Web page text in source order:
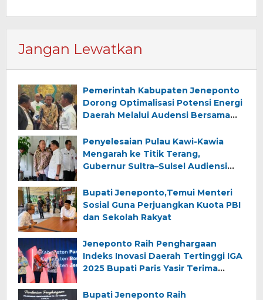
Jangan Lewatkan
Pemerintah Kabupaten Jeneponto
Dorong Optimalisasi Potensi Energi
Daerah Melalui Audensi Bersama
Penyelesaian Pulau Kawi-Kawia
Mengarah ke Titik Terang,
Gubernur Sultra–Sulsel Audiensi
Bupati Jeneponto,Temui Menteri
Sosial Guna Perjuangkan Kuota PBI
dan Sekolah Rakyat
Jeneponto Raih Penghargaan
Indeks Inovasi Daerah Tertinggi IGA
2025 Bupati Paris Yasir Terima
Negeri
Bupati Jeneponto Raih